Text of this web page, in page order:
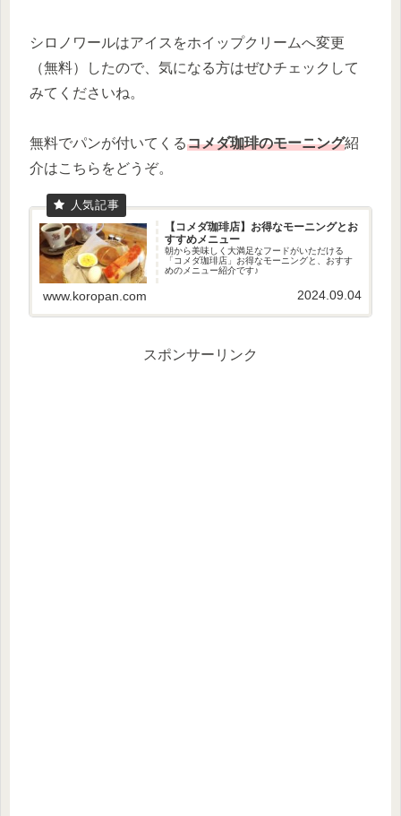
シロノワールはアイスをホイップクリームへ変更
（無料）したので、気になる方はぜひチェックして
みてくださいね。
無料でパンが付いてくるコメダ珈琲のモーニング紹
介はこちらをどうぞ。
【コメダ珈琲店】お得なモーニングとお
すすめメニュー
朝から美味しく大満足なフードがいただける
「コメダ珈琲店」お得なモーニングと、おすす
めのメニュー紹介です♪
www.koropan.com 2024.09.04
スポンサーリンク